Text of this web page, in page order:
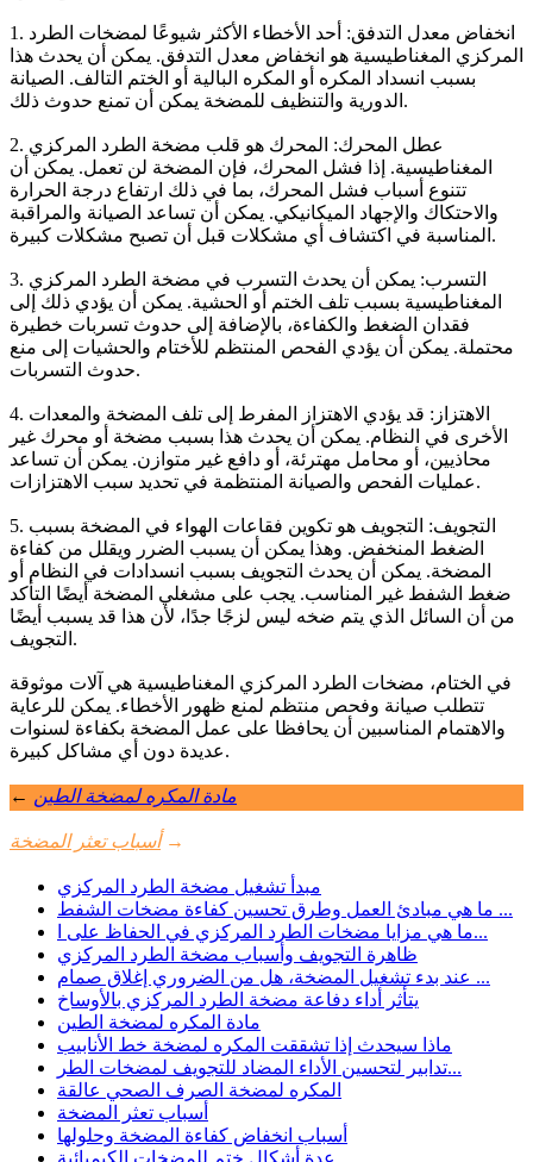
1. انخفاض معدل التدفق: أحد الأخطاء الأكثر شيوعًا لمضخات الطرد
المركزي المغناطيسية هو انخفاض معدل التدفق. يمكن أن يحدث هذا
بسبب انسداد المكره أو المكره البالية أو الختم التالف. الصيانة
الدورية والتنظيف للمضخة يمكن أن تمنع حدوث ذلك.
2. عطل المحرك: المحرك هو قلب مضخة الطرد المركزي
المغناطيسية. إذا فشل المحرك، فإن المضخة لن تعمل. يمكن أن
تتنوع أسباب فشل المحرك، بما في ذلك ارتفاع درجة الحرارة
والاحتكاك والإجهاد الميكانيكي. يمكن أن تساعد الصيانة والمراقبة
المناسبة في اكتشاف أي مشكلات قبل أن تصبح مشكلات كبيرة.
3. التسرب: يمكن أن يحدث التسرب في مضخة الطرد المركزي
المغناطيسية بسبب تلف الختم أو الحشية. يمكن أن يؤدي ذلك إلى
فقدان الضغط والكفاءة، بالإضافة إلى حدوث تسربات خطيرة
محتملة. يمكن أن يؤدي الفحص المنتظم للأختام والحشيات إلى منع
حدوث التسربات.
4. الاهتزاز: قد يؤدي الاهتزاز المفرط إلى تلف المضخة والمعدات
الأخرى في النظام. يمكن أن يحدث هذا بسبب مضخة أو محرك غير
محاذيين، أو محامل مهترئة، أو دافع غير متوازن. يمكن أن تساعد
عمليات الفحص والصيانة المنتظمة في تحديد سبب الاهتزازات.
5. التجويف: التجويف هو تكوين فقاعات الهواء في المضخة بسبب
الضغط المنخفض. وهذا يمكن أن يسبب الضرر ويقلل من كفاءة
المضخة. يمكن أن يحدث التجويف بسبب انسدادات في النظام أو
ضغط الشفط غير المناسب. يجب على مشغلي المضخة أيضًا التأكد
من أن السائل الذي يتم ضخه ليس لزجًا جدًا، لأن هذا قد يسبب أيضًا
التجويف.
في الختام، مضخات الطرد المركزي المغناطيسية هي آلات موثوقة
تتطلب صيانة وفحص منتظم لمنع ظهور الأخطاء. يمكن للرعاية
والاهتمام المناسبين أن يحافظا على عمل المضخة بكفاءة لسنوات
عديدة دون أي مشاكل كبيرة.
← مادة المكره لمضخة الطين
أسباب تعثر المضخة →
مبدأ تشغيل مضخة الطرد المركزي
ما هي مبادئ العمل وطرق تحسين كفاءة مضخات الشفط ...
ما هي مزايا مضخات الطرد المركزي في الحفاظ على ا...
ظاهرة التجويف وأسباب مضخة الطرد المركزي
عند بدء تشغيل المضخة، هل من الضروري إغلاق صمام ...
يتأثر أداء دفاعة مضخة الطرد المركزي بالأوساخ
مادة المكره لمضخة الطين
ماذا سيحدث إذا تشققت المكره لمضخة خط الأنابيب
تدابير لتحسين الأداء المضاد للتجويف لمضخات الطر...
المكره لمضخة الصرف الصحي عالقة
أسباب تعثر المضخة
أسباب انخفاض كفاءة المضخة وحلولها
عدة أشكال ختم للمضخات الكيميائية